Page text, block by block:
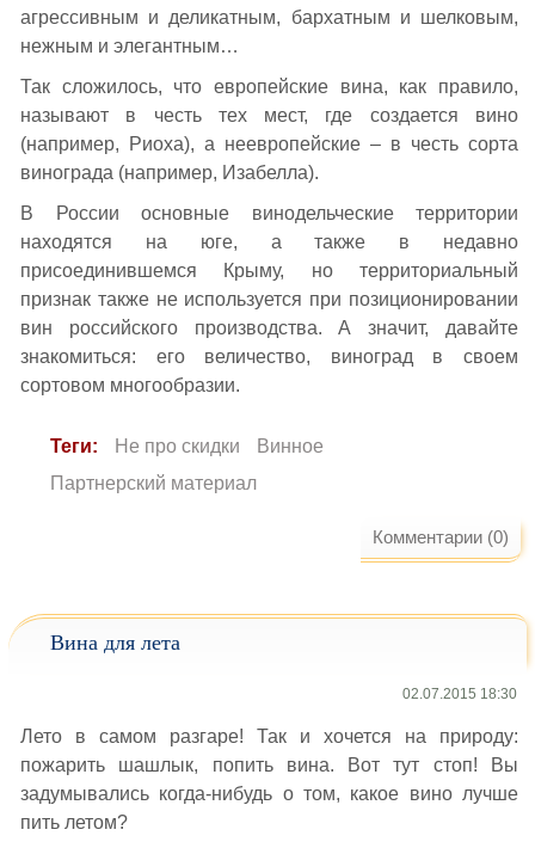
агрессивным и деликатным, бархатным и шелковым,
нежным и элегантным…
Так сложилось, что европейские вина, как правило,
называют в честь тех мест, где создается вино
(например, Риоха), а неевропейские – в честь сорта
винограда (например, Изабелла).
В России основные винодельческие территории
находятся на юге, а также в недавно
присоединившемся Крыму, но территориальный
признак также не используется при позиционировании
вин российского производства. А значит, давайте
знакомиться: его величество, виноград в своем
сортовом многообразии.
Теги: Не про скидки
Винное
Партнерский материал
Комментарии (0)
Вина для лета
02.07.2015 18:30
Лето в самом разгаре! Так и хочется на природу:
пожарить шашлык, попить вина. Вот тут стоп! Вы
задумывались когда-нибудь о том, какое вино лучше
пить летом?